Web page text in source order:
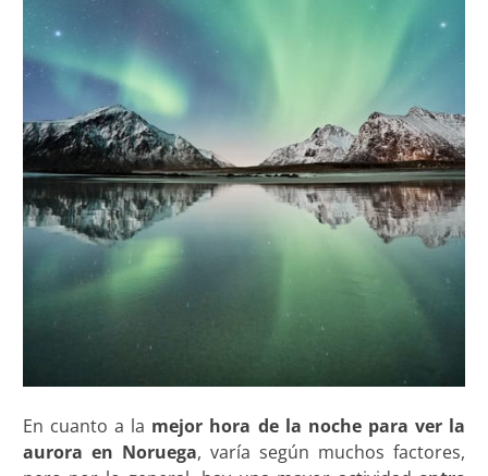
En cuanto a la mejor hora de la noche para ver la
aurora en Noruega, varía según muchos factores,